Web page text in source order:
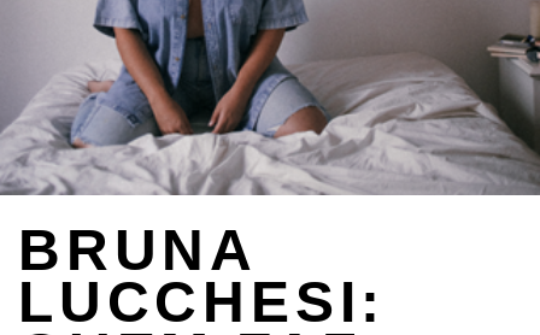
BRUNA
LUCCHESI: